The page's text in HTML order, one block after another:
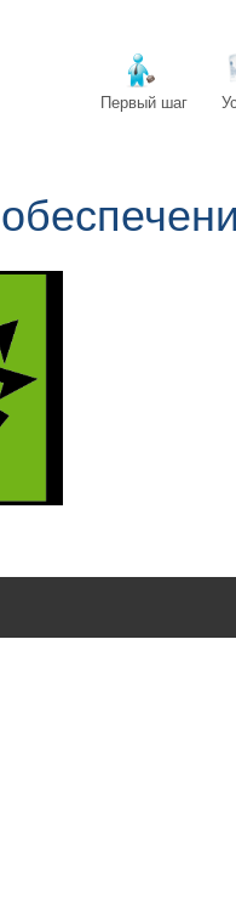
Первый шаг